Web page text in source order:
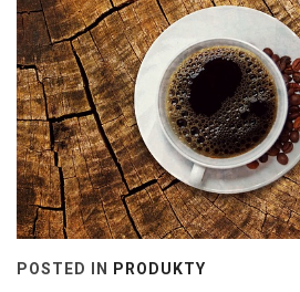
POSTED IN PRODUKTY